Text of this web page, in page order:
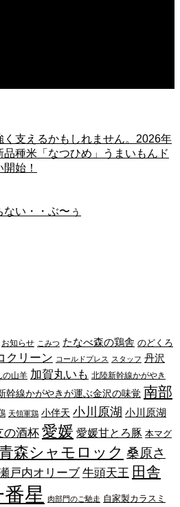
く支えるかもしれません。2026年
種米「なつひめ」うまいもんド
始！
い・・ぶ〜ぅ
お知らせ こみつ たなべ森の鶏舎 のどくろ
クリーン コールドプレス スタッフ 丹沢
の山羊 加賀丸いも 北陸新幹線かがやき
幹線かがやきが運ぶ金沢の味覚 南部
天領軍鶏 小伴天 小川原湖 小川原湖
の酒杯 愛媛 愛媛甘とろ豚 本マグ
森シャモロック 桑原さ
戸内オリーブ 牛頭天王 田舎
星 肉部門のご馳走 自家製カラスミ